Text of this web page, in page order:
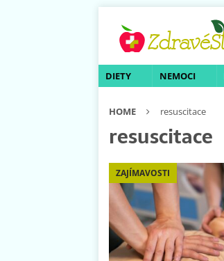
DIETY NEMOCI
HOME resuscitace
resuscitace
ZAJÍMAVOSTI